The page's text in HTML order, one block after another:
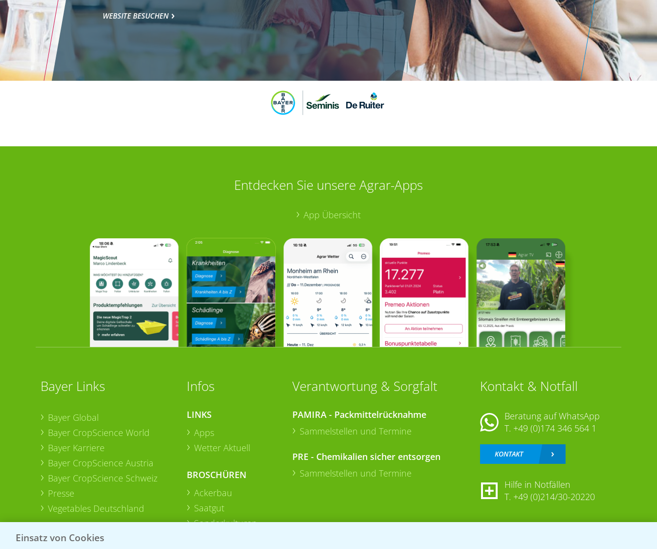
WEBSITE BESUCHEN
Entdecken Sie unsere Agrar-Apps
App Übersicht
Bayer Links
Bayer Global
Bayer CropScience World
Bayer Karriere
Bayer CropScience Austria
Bayer CropScience Schweiz
Presse
Vegetables Deutschland
Infos
LINKS
Apps
Wetter Aktuell
BROSCHÜREN
Ackerbau
Saatgut
Sonderkulturen
Verantwortung & Sorgfalt
PAMIRA - Packmittelrücknahme
Sammelstellen und Termine
PRE - Chemikalien sicher entsorgen
Sammelstellen und Termine
Kontakt & Notfall
Beratung auf WhatsApp
T. +49 (0)174 346 564 1
KONTAKT
Hilfe in Notfällen
T. +49 (0)214/30-20220
Einsatz von Cookies